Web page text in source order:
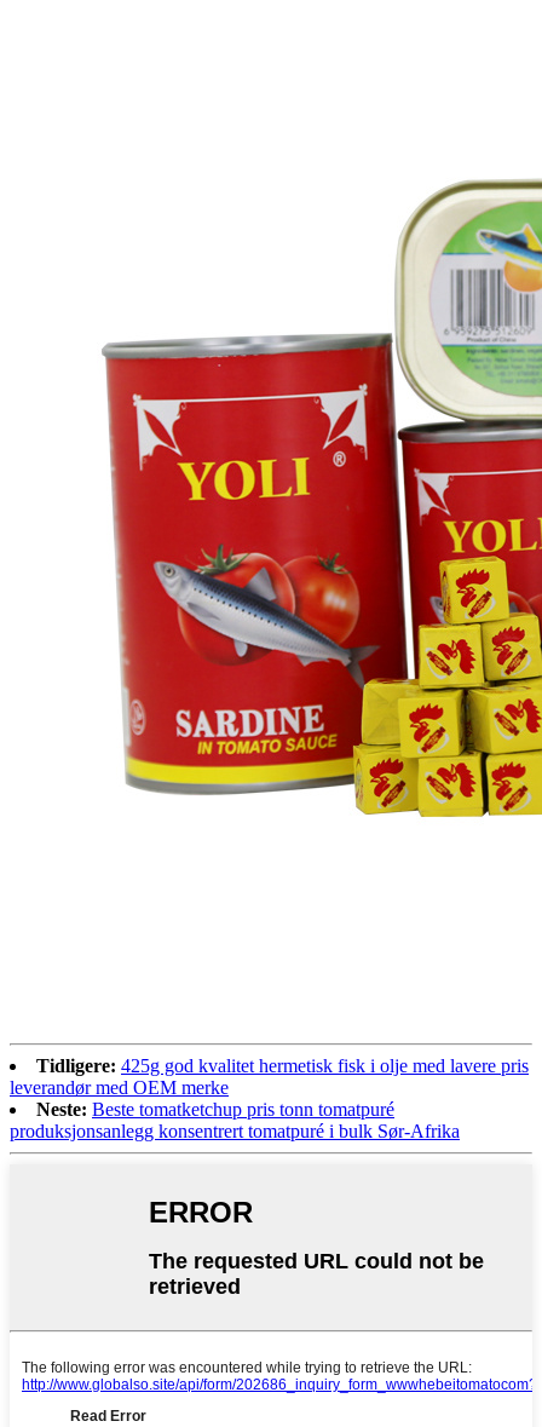
Tidligere: 425g god kvalitet hermetisk fisk i olje med lavere pris
leverandør med OEM merke
Neste: Beste tomatketchup pris tonn tomatpuré
produksjonsanlegg konsentrert tomatpuré i bulk Sør-Afrika